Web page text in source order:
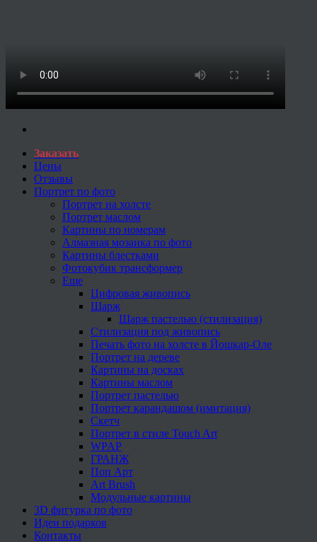
Заказать
Цены
Отзывы
Портрет по фото
Портрет на холсте
Портрет маслом
Картины по номерам
Алмазная мозаика по фото
Картины блестками
Фотокубик трансформер
Еще
Цифровая живопись
Шарж
Шарж пастелью (стилизация)
Стилизация под живопись
Печать фото на холсте в Йошкар-Оле
Портрет на дереве
Картины на досках
Картины маслом
Портрет пастелью
Портрет карандашом (имитация)
Скетч
Портрет в стиле Touch Art
WPAP
ГРАНЖ
Поп Арт
Art Brush
Модульные картины
3D фигурка по фото
Идеи подарков
Контакты